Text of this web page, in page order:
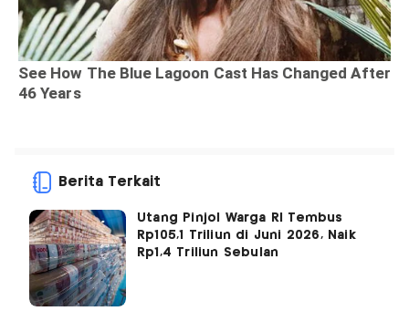
Berita Terkait
Utang Pinjol Warga RI Tembus
Rp105,1 Triliun di Juni 2026, Naik
Rp1,4 Triliun Sebulan